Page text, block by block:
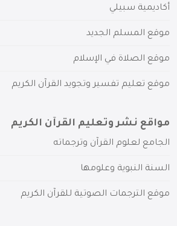
أكاديمية سبيلي
موقع المسلم الجديد
موقع الصلاة في الإسلام
موقع تعليم تفسير وتجويد القرآن الكريم
مواقع نشر وتعليم القرآن الكريم
الجامع لعلوم القرآن وترجماته
السنة النبوية وعلومها
موقع الترجمات الصوتية للقرآن الكريم